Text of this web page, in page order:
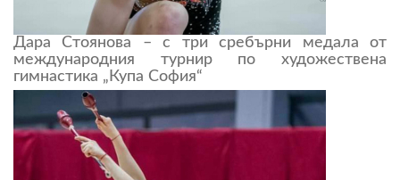
Дара Стоянова – с три сребърни медала от
международния турнир по художествена
гимнастика „Купа София“